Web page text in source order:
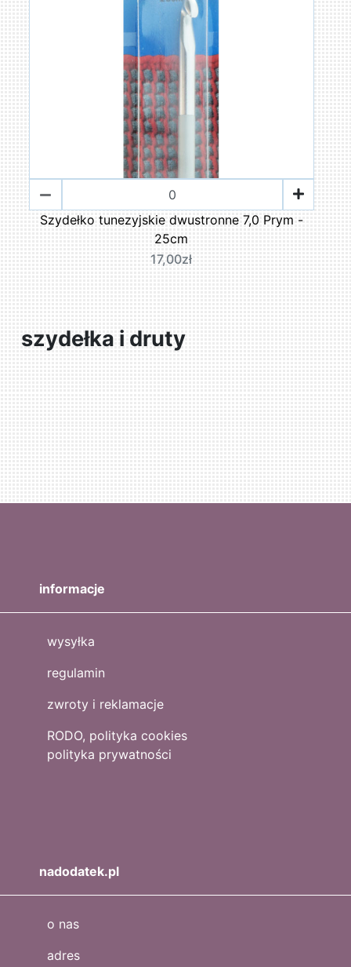
Szydełko tunezyjskie dwustronne 7,0 Prym -
25cm
17,00zł
szydełka i druty
informacje
wysyłka
regulamin
zwroty i reklamacje
RODO, polityka cookies
polityka prywatności
nadodatek.pl
o nas
adres